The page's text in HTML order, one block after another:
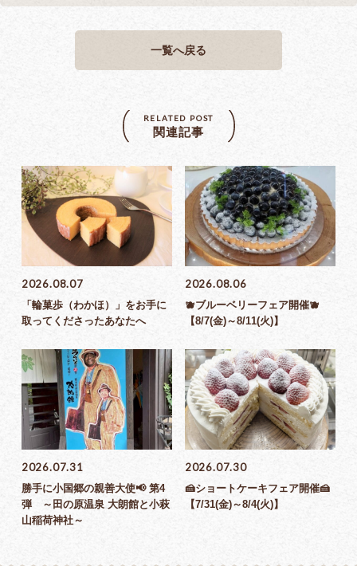
一覧へ戻る
RELATED POST
関連記事
2026.08.07
「輪菓歩（わかほ）」をお手に
取ってくださったあなたへ
2026.08.06
🫐ブルーベリーフェア開催🫐
【8/7(金)～8/11(火)】
2026.07.31
勝手に小国郷の親善大使📢 第4
弾 ～田の原温泉 大朗館と小萩
山稲荷神社～
2026.07.30
🍰ショートケーキフェア開催🍰
【7/31(金)～8/4(火)】